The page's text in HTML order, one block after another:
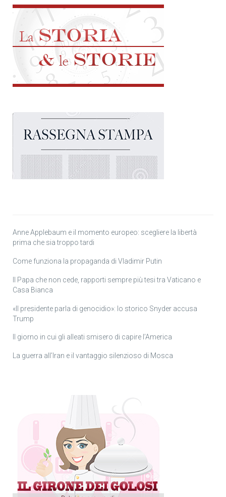
Anne Applebaum e il momento europeo: scegliere la libertà
prima che sia troppo tardi
Come funziona la propaganda di Vladimir Putin
Il Papa che non cede, rapporti sempre più tesi tra Vaticano e
Casa Bianca
«Il presidente parla di genocidio»: lo storico Snyder accusa
Trump
Il giorno in cui gli alleati smisero di capire l’America
La guerra all’Iran e il vantaggio silenzioso di Mosca